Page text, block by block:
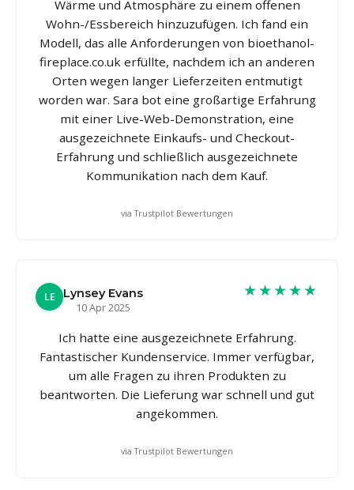
Wärme und Atmosphäre zu einem offenen
Wohn-/Essbereich hinzuzufügen. Ich fand ein
Modell, das alle Anforderungen von bioethanol-
fireplace.co.uk erfüllte, nachdem ich an anderen
Orten wegen langer Lieferzeiten entmutigt
worden war. Sara bot eine großartige Erfahrung
mit einer Live-Web-Demonstration, eine
ausgezeichnete Einkaufs- und Checkout-
Erfahrung und schließlich ausgezeichnete
Kommunikation nach dem Kauf.
via Trustpilot Bewertungen
LE
Lynsey Evans
10 Apr 2025
★★★★★
Ich hatte eine ausgezeichnete Erfahrung.
Fantastischer Kundenservice. Immer verfügbar,
um alle Fragen zu ihren Produkten zu
beantworten. Die Lieferung war schnell und gut
angekommen.
via Trustpilot Bewertungen